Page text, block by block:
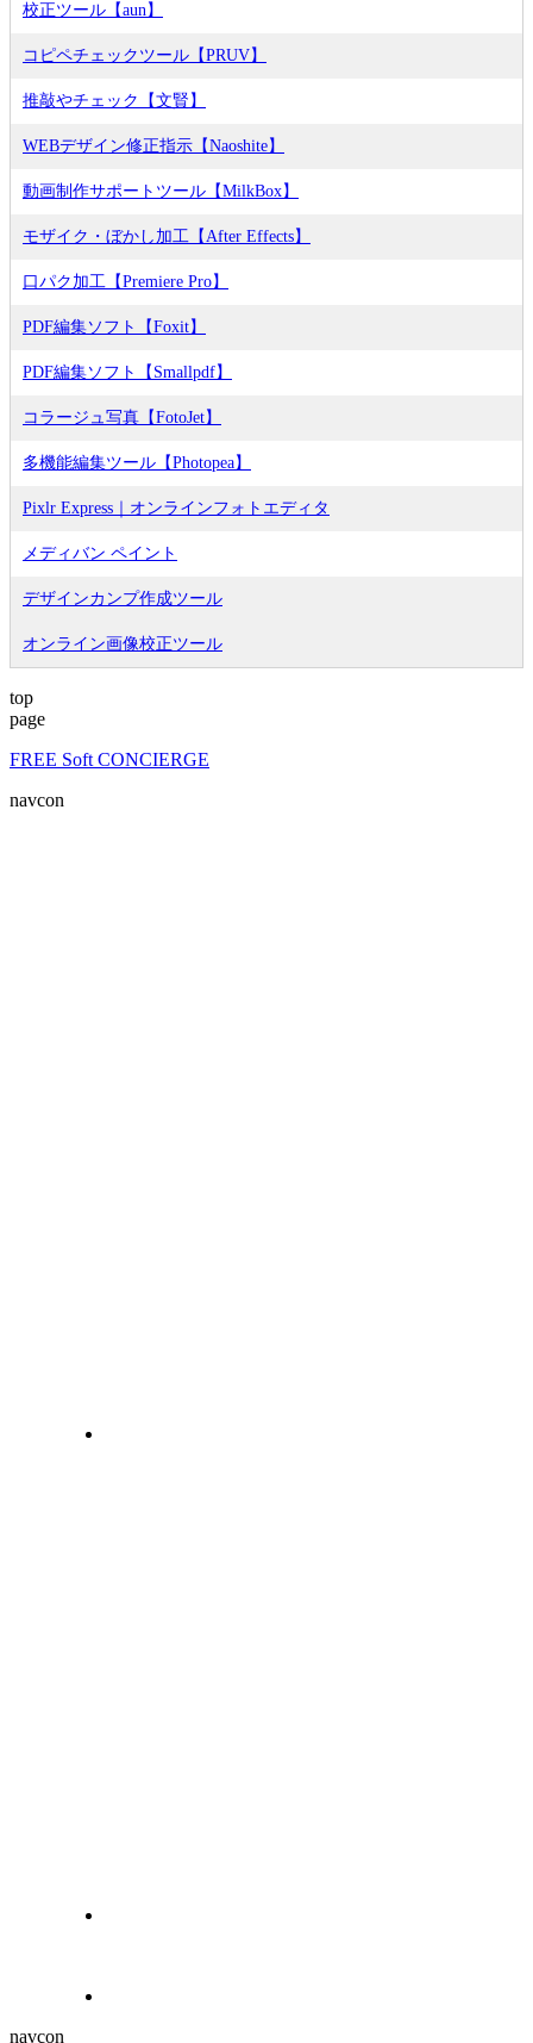
校正ツール【aun】
コピペチェックツール【PRUV】
推敲やチェック【文賢】
WEBデザイン修正指示【Naoshite】
動画制作サポートツール【MilkBox】
モザイク・ぼかし加工【After Effects】
口パク加工【Premiere Pro】
PDF編集ソフト【Foxit】
PDF編集ソフト【Smallpdf】
コラージュ写真【FotoJet】
多機能編集ツール【Photopea】
Pixlr Express｜オンラインフォトエディタ
メディバン ペイント
デザインカンプ作成ツール
オンライン画像校正ツール
top
page
FREE Soft CONCIERGE
navcon
navcon